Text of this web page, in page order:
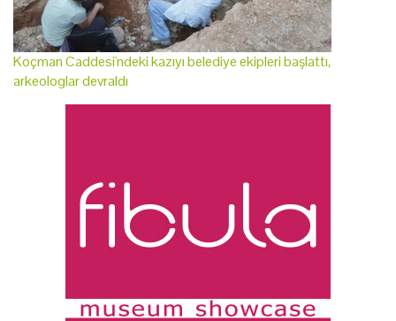
Koçman Caddesi'ndeki kazıyı belediye ekipleri başlattı,
arkeologlar devraldı